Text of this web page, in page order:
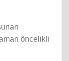
öncelikli